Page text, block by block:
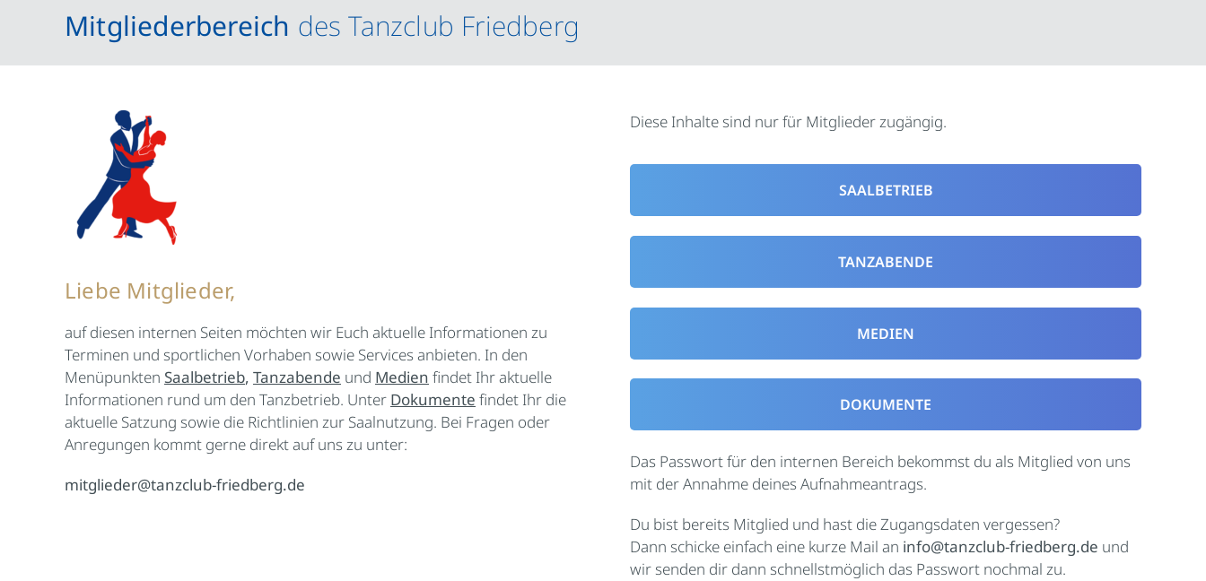
Mitgliederbereich des Tanzclub Friedberg
Liebe Mitglieder,
auf diesen internen Seiten möchten wir Euch aktuelle Informationen zu
Terminen und sportlichen Vorhaben sowie Services anbieten. In den
Menüpunkten Saalbetrieb, Tanzabende und Medien findet Ihr aktuelle
Informationen rund um den Tanzbetrieb. Unter Dokumente findet Ihr die
aktuelle Satzung sowie die Richtlinien zur Saalnutzung. Bei Fragen oder
Anregungen kommt gerne direkt auf uns zu unter:
mitglieder@tanzclub-friedberg.de
Diese Inhalte sind nur für Mitglieder zugängig.
SAALBETRIEB
TANZABENDE
MEDIEN
DOKUMENTE
Das Passwort für den internen Bereich bekommst du als Mitglied von uns
mit der Annahme deines Aufnahmeantrags.
Du bist bereits Mitglied und hast die Zugangsdaten vergessen?
Dann schicke einfach eine kurze Mail an info@tanzclub-friedberg.de und
wir senden dir dann schnellstmöglich das Passwort nochmal zu.